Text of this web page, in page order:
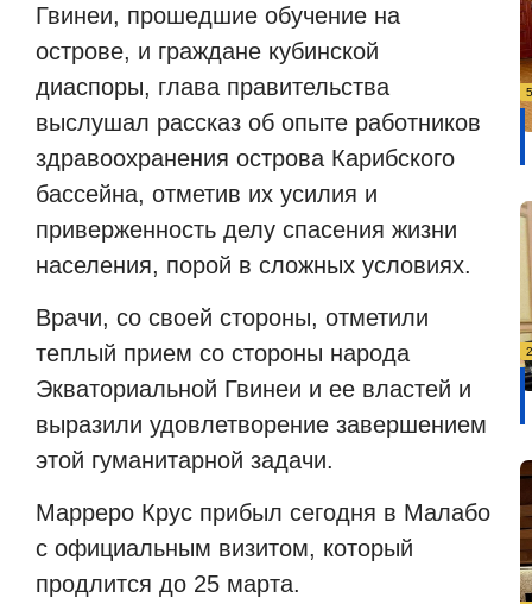
Гвинеи, прошедшие обучение на
острове, и граждане кубинской
диаспоры, глава правительства
выслушал рассказ об опыте работников
здравоохранения острова Карибского
бассейна, отметив их усилия и
приверженность делу спасения жизни
населения, порой в сложных условиях.
Врачи, со своей стороны, отметили
теплый прием со стороны народа
Экваториальной Гвинеи и ее властей и
выразили удовлетворение завершением
этой гуманитарной задачи.
Марреро Крус прибыл сегодня в Малабо
с официальным визитом, который
продлится до 25 марта.